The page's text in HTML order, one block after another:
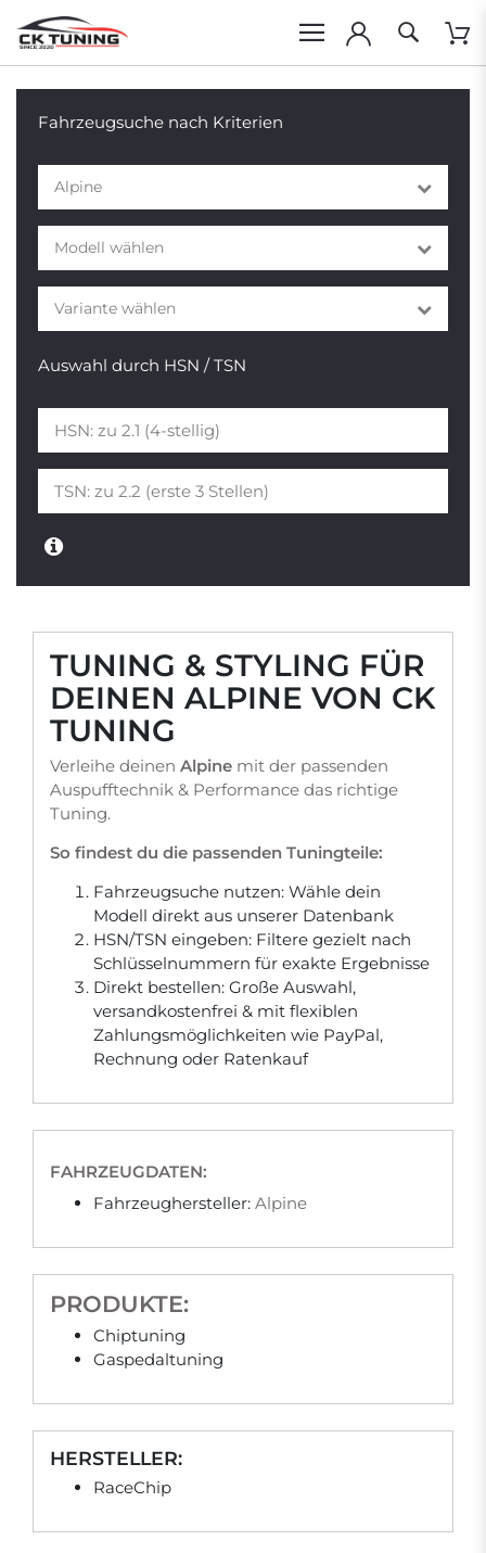
Fahrzeugsuche nach Kriterien
Alpine
Modell wählen
Variante wählen
Auswahl durch HSN / TSN
TUNING & STYLING FÜR
DEINEN ALPINE VON CK
TUNING
Verleihe deinen Alpine mit der passenden
Auspufftechnik & Performance das richtige
Tuning.
So findest du die passenden Tuningteile:
Fahrzeugsuche nutzen: Wähle dein
Modell direkt aus unserer Datenbank
HSN/TSN eingeben: Filtere gezielt nach
Schlüsselnummern für exakte Ergebnisse
Direkt bestellen: Große Auswahl,
versandkostenfrei & mit flexiblen
Zahlungsmöglichkeiten wie PayPal,
Rechnung oder Ratenkauf
FAHRZEUGDATEN:
Fahrzeughersteller: Alpine
PRODUKTE:
Chiptuning
Gaspedaltuning
HERSTELLER:
RaceChip